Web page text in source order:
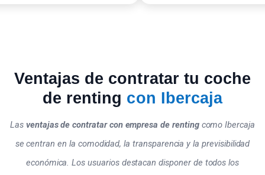
Ventajas de contratar tu coche
de renting con Ibercaja
Las ventajas de contratar con empresa de rentingcomo Ibercaja
se centran en la comodidad, la transparencia y la previsibilidad
económica. Los usuarios destacan disponer de todos los